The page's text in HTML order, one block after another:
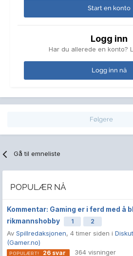
Start en konto
Logg inn
Har du allerede en konto?
Logg inn nå
Følgere
Gå til emneliste
POPULÆR NÅ
Kommentar: Gaming er i ferd med å
rikmannshobby
1 2
Av Spillredaksjonen, 4 timer siden i
(Gamer.no)
26 svar 364 visninger